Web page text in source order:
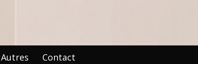
Autres Contact